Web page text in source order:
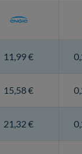
11,99 €
15,58 €
21,32 €